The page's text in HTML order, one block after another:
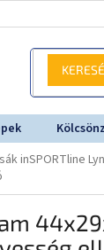
inSPORTline